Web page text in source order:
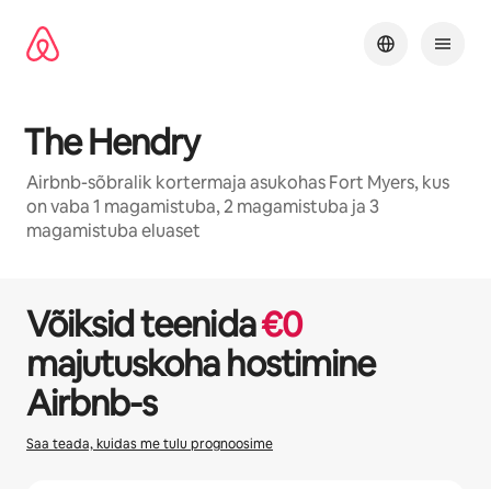
juurde
The Hendry
Airbnb-sõbralik kortermaja asukohas Fort Myers, kus
on vaba 1 magamistuba, 2 magamistuba ja 3
magamistuba eluaset
Võiksid teenida€0
majutuskoha hostimine
Airbnb-s
Saa teada, kuidas me tulu prognoosime